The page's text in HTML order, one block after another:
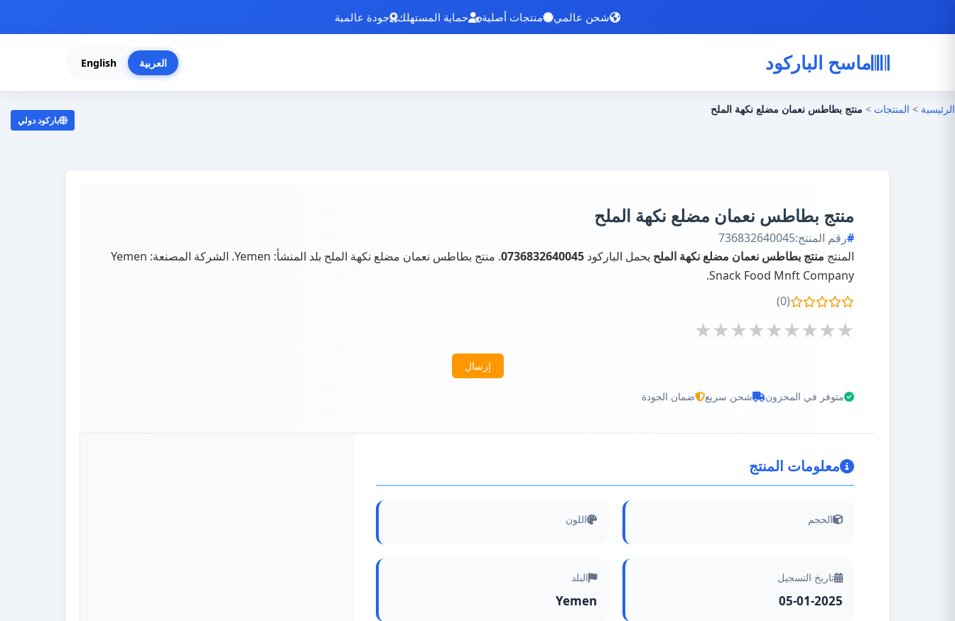
شحن عالمي منتجات أصلية حماية المستهلك جودة عالمية
ماسح الباركود العربية English
الرئيسية > المنتجات > منتج بطاطس نعمان مضلع نكهة الملح
باركود دولي
منتج بطاطس نعمان مضلع نكهة الملح
رقم المنتج:736832640045
المنتج منتج بطاطس نعمان مضلع نكهة الملح يحمل الباركود 0736832640045
. منتج بطاطس نعمان مضلع نكهة الملح بلد المنشأ: Yemen. الشركة المصنعة: Yemen
Snack Food Mnft Company.
(0)
إرسال
متوفر في المخزون شحن سريع ضمان الجودة
معلومات المنتج
الحجم اللون
تاريخ التسجيل
05-01-2025
البلد
Yemen